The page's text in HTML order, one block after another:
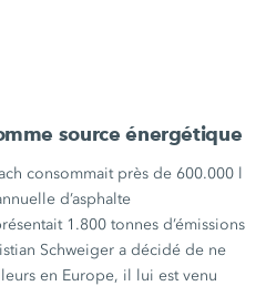
source énergétique
consommait près de 600.000 l
d’asphalte
1.800 tonnes d’émissions
Schweiger a décidé de ne
en Europe, il lui est venu